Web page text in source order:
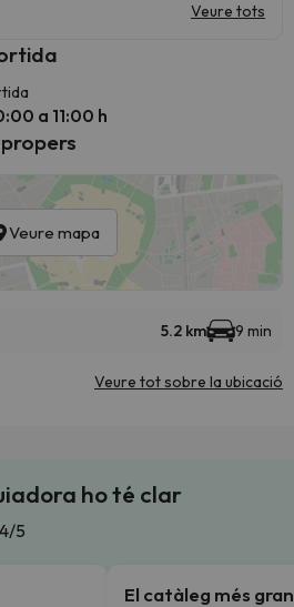
Veure tots
a 11:00 h
Veure mapa
5.2 km 9 min
Veure tot sobre la ubicació
ho té clar
5
El catàleg més gran